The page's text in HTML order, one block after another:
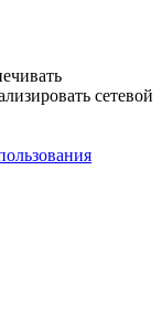
сетевой